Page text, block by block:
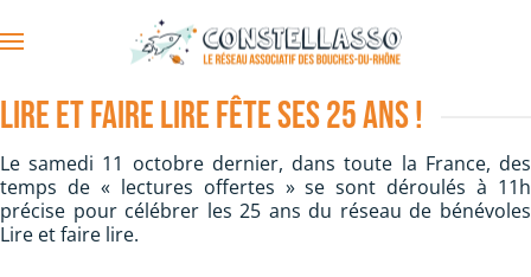
Accéder au contenu principal
Lire et faire lire fête ses 25 ans !
Le samedi 11 octobre dernier, dans toute la France, des
temps de « lectures offertes » se sont déroulés à 11h
précise pour célébrer les 25 ans du réseau de bénévoles
Lire et faire lire.